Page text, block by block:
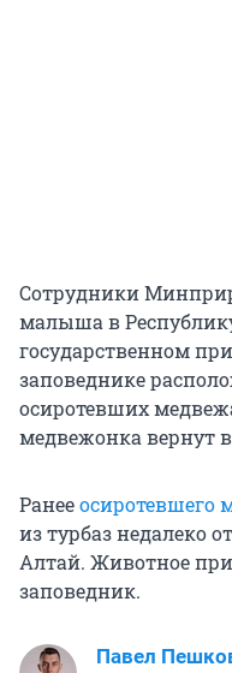
Сотрудники
малыша в
государственном
заповеднике
осиротевших
медвежонка вернут
Ранееосиротевшего
из турбаз недалеко
Алтай. Животное
заповедник.
Павел